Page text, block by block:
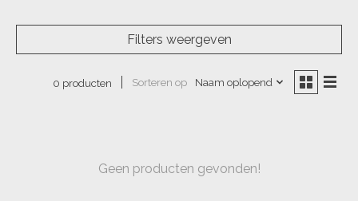
Filters weergeven
0 producten Sorteren op Naam oplopend
Geen producten gevonden!